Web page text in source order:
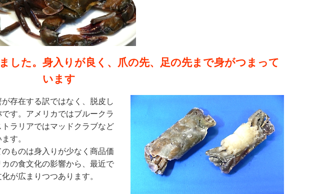
した。身入りが良く、爪の先、足の先まで身がつまって
います
存在する訳ではなく、脱皮し
す。アメリカではブルークラ
ラリアではマッドクラブなど
す。
ものは身入りが少なく商品価
の食文化の影響から、最近で
が広まりつつあります。